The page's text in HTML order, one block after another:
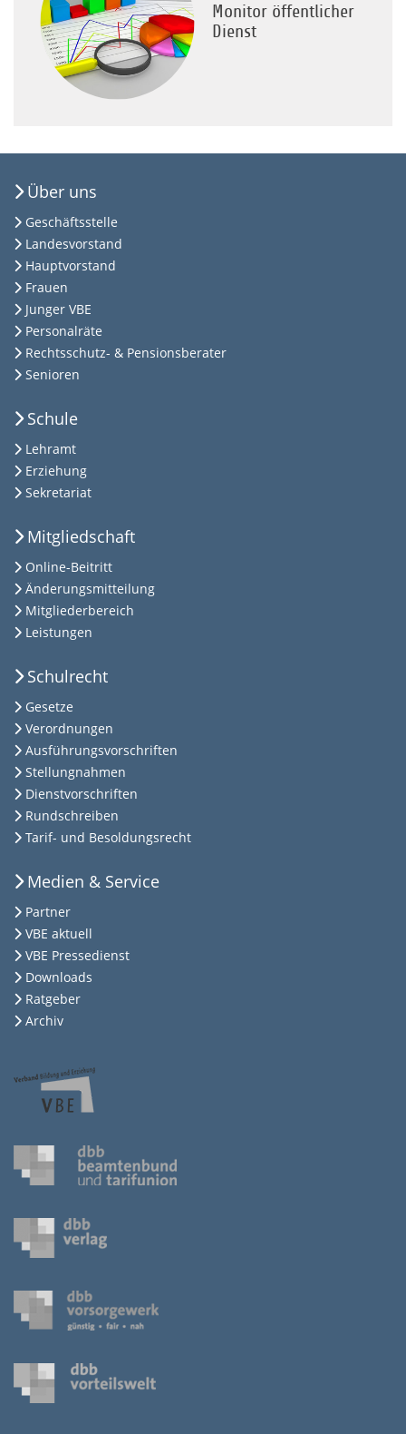
Monitor öffentlicher
Dienst
Über uns
Geschäftsstelle
Landesvorstand
Hauptvorstand
Frauen
Junger VBE
Personalräte
Rechtsschutz- & Pensionsberater
Senioren
Schule
Lehramt
Erziehung
Sekretariat
Mitgliedschaft
Online-Beitritt
Änderungsmitteilung
Mitgliederbereich
Leistungen
Schulrecht
Gesetze
Verordnungen
Ausführungsvorschriften
Stellungnahmen
Dienstvorschriften
Rundschreiben
Tarif- und Besoldungsrecht
Medien & Service
Partner
VBE aktuell
VBE Pressedienst
Downloads
Ratgeber
Archiv